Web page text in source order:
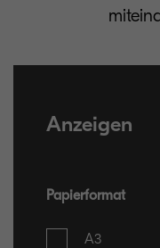
Anzeigen
Papierformat
A3